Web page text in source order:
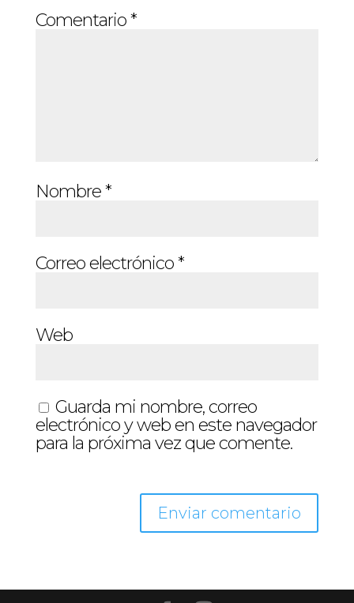
Comentario*
Nombre*
Correo electrónico*
Web
Guarda mi nombre, correo
electrónico y web en este navegador
para la próxima vez que comente.